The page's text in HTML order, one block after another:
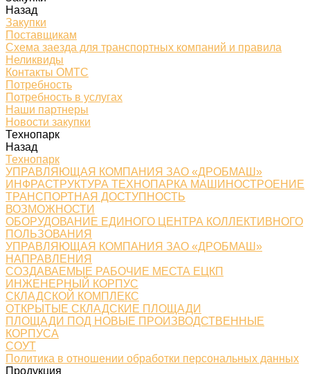
Назад
Закупки
Поставщикам
Схема заезда для транспортных компаний и правила
Неликвиды
Контакты ОМТС
Потребность
Потребность в услугах
Наши партнеры
Новости закупки
Технопарк
Назад
Технопарк
УПРАВЛЯЮЩАЯ КОМПАНИЯ ЗАО «ДРОБМАШ»
ИНФРАСТРУКТУРА ТЕХНОПАРКА МАШИНОСТРОЕНИЕ
ТРАНСПОРТНАЯ ДОСТУПНОСТЬ
ВОЗМОЖНОСТИ
ОБОРУДОВАНИЕ ЕДИНОГО ЦЕНТРА КОЛЛЕКТИВНОГО
ПОЛЬЗОВАНИЯ
УПРАВЛЯЮЩАЯ КОМПАНИЯ ЗАО «ДРОБМАШ»
НАПРАВЛЕНИЯ
СОЗДАВАЕМЫЕ РАБОЧИЕ МЕСТА ЕЦКП
ИНЖЕНЕРНЫЙ КОРПУС
СКЛАДСКОЙ КОМПЛЕКС
ОТКРЫТЫЕ СКЛАДСКИЕ ПЛОЩАДИ
ПЛОЩАДИ ПОД НОВЫЕ ПРОИЗВОДСТВЕННЫЕ
КОРПУСА
СОУТ
Политика в отношении обработки персональных данных
Продукция